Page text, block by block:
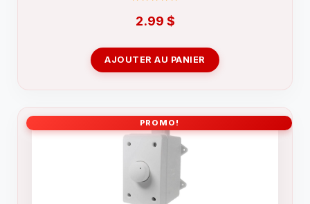
2.99 $
AJOUTER AU PANIER
PROMO!